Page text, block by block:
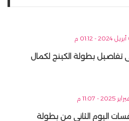
تفاصيل بطولة الكينج لكمال
اليوم الثاني من بطولة